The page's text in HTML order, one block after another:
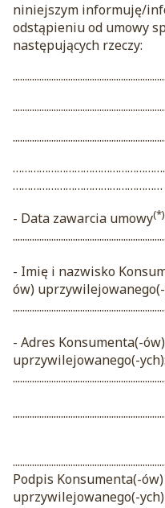
niniejszym informuję/
odstąpieniu od umowy
następujących rzeczy:
……………………………………………
- Data zawarcia umowy(*)
- Imię i nazwisko
ów) uprzywilejowanego(-
- Adres Konsumenta(-
uprzywilejowanego(-ych):
Podpis Konsumenta(-
uprzywilejowanego(-ych)